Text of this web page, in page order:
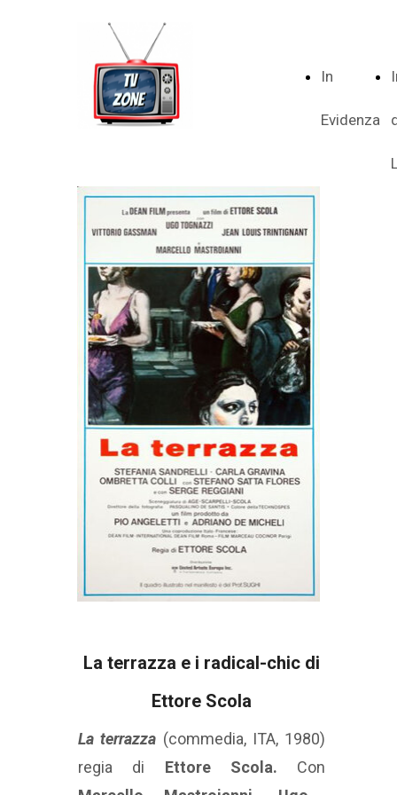
In
Evidenza
La terrazza e i radical-chic di
Ettore Scola
La terrazza (commedia, ITA, 1980)
regia di Ettore Scola. Con